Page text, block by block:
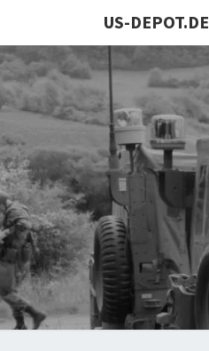
US-DEPOT.DE